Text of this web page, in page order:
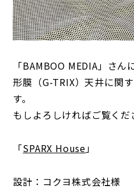
「BAMBOO MEDIA」さ
形膜（G-TRIX）天井に関
す。
もしよろしければご覧くだ
「SPARX House」
設計：コクヨ株式会社様